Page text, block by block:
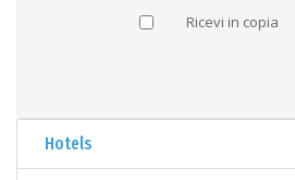
Ricevi in copia
Hotels